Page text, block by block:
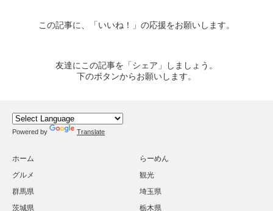
この記事に、「いいね！」の応援をお願いします。
友達にこの記事を「シェア」しましょう。
下のボタンからお願いします。
Powered by Translate
ホーム
らーめん
グルメ
観光
群馬県
埼玉県
茨城県
栃木県